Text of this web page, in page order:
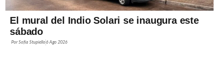
El mural del Indio Solari se inaugura este
sábado
PorSofía Stupiello6 Ago 2026